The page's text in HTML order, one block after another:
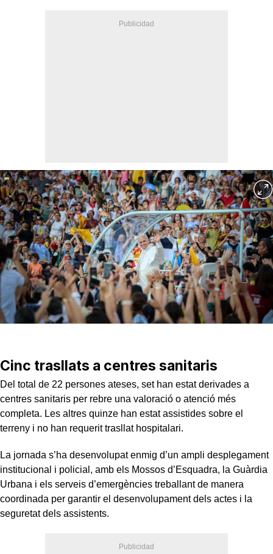
Cinc trasllats a centres sanitaris
Del total de 22 persones ateses, set han estat derivades a
centres sanitaris per rebre una valoració o atenció més
completa. Les altres quinze han estat assistides sobre el
terreny i no han requerit trasllat hospitalari.
La jornada s’ha desenvolupat enmig d’un ampli desplegament
institucional i policial, amb els Mossos d’Esquadra, la Guàrdia
Urbana i els serveis d’emergències treballant de manera
coordinada per garantir el desenvolupament dels actes i la
seguretat dels assistents.